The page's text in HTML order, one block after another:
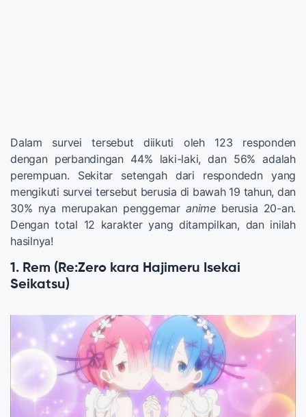
Dalam survei tersebut diikuti oleh 123 responden
dengan perbandingan 44% laki-laki, dan 56% adalah
perempuan. Sekitar setengah dari respondedn yang
mengikuti survei tersebut berusia di bawah 19 tahun, dan
30% nya merupakan penggemar animeberusia 20-an.
Dengan total 12 karakter yang ditampilkan, dan inilah
hasilnya!
1. Rem (Re:Zero kara Hajimeru Isekai
Seikatsu)